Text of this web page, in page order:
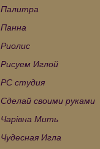
Палитра
Панна
Риолис
Рисуем Иглой
РС студия
Сделай своими руками
Чарівна Мить
Чудесная Игла